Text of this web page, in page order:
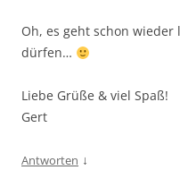
Oh, es geht schon wieder
dürfen…
Liebe Grüße & viel Spaß!
Gert
Antworten ↓